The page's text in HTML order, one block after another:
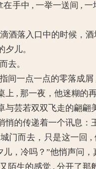
中 , 一举一送间 , 一
落入口中的时候，酒
儿。
去。
一点一点的零落成屑 ,
, 那一夜，他迷糊的再
芸若双双飞走的翩翩
的传递着一个讯息：
而去，只是这一回 ,
，冷吗？”他悄声问
生的感觉 , 分开了那